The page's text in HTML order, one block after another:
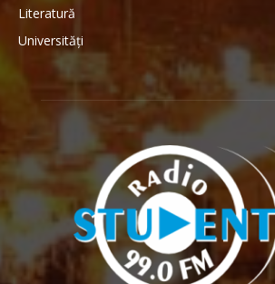
Literatură
Universități